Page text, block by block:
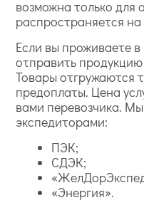
возможна только для
распространяется
Если вы проживаете
отправить
Товары отгружаются
предоплаты. Цена
вами перевозчика.
экспедиторами:
ПЭК;
СДЭК;
«Энергия».